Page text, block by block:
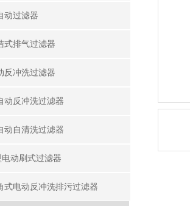
动过滤器
式排气过滤器
反冲洗过滤器
动反冲洗过滤器
动自清洗过滤器
动刷式过滤器
式电动反冲洗排污过滤器